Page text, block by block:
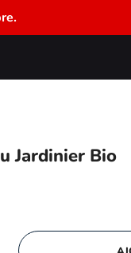
Jardinier Bio